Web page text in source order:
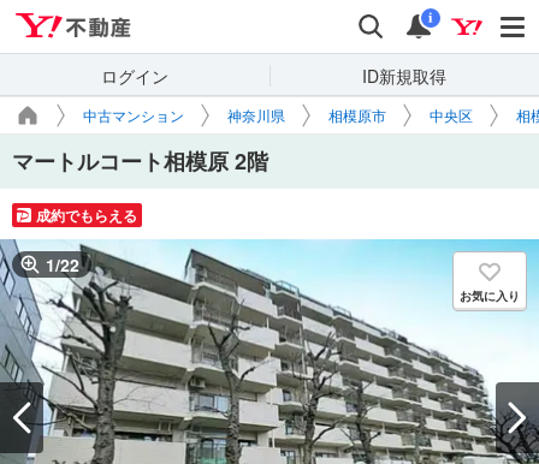
検索 通知
i
ログイン ID新規取得
中古マンション 神奈川県 相模原市 中央区 相
マートルコート相模原 2階
成約でもらえる
1/22
お気に入り